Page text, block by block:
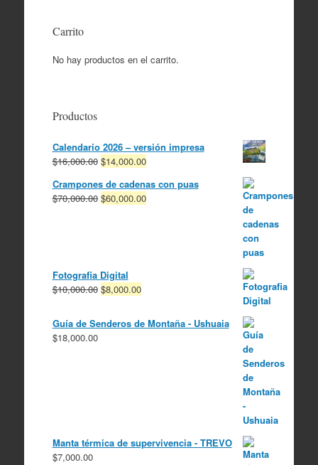
Carrito
No hay productos en el carrito.
Productos
Calendario 2026 – versión impresa
$16,000.00 El
original
era:
$14,000.00El
actual
es:
Crampones de cadenas con puas
$70,000.00 El
$60,000.00El
Fotografia Digital
$10,000.00 El
original
era:
$8,000.00El
actual
es:
Guía de Senderos de Montaña - Ushuaia
$18,000.00
Manta térmica de supervivencia - TREVO
$7,000.00